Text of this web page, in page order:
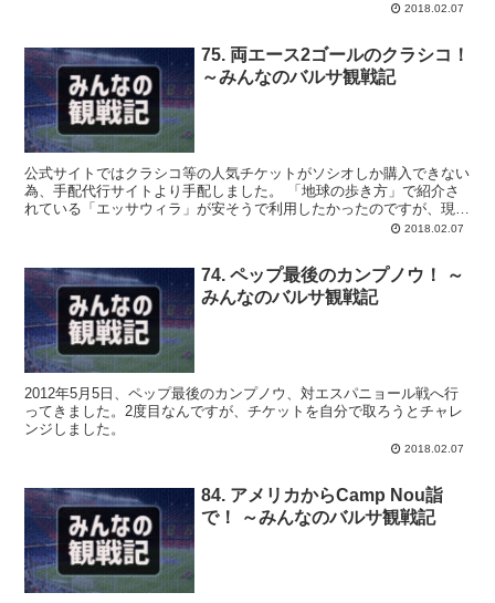
2018.02.07
75. 両エース2ゴールのクラシコ！
～みんなのバルサ観戦記
公式サイトではクラシコ等の人気チケットがソシオしか購入できない
為、手配代行サイトより手配しました。 「地球の歩き方」で紹介さ
れている「エッサウィラ」が安そうで利用したかったのですが、現在
は運営されていないのか（？）サイトに行きつけなかった為、2018.02.07
74. ペップ最後のカンプノウ！ ～
みんなのバルサ観戦記
2012年5月5日、ペップ最後のカンプノウ、対エスパニョール戦へ行
ってきました。2度目なんですが、チケットを自分で取ろうとチャレ
ンジしました。
2018.02.07
84. アメリカからCamp Nou詣
で！ ～みんなのバルサ観戦記